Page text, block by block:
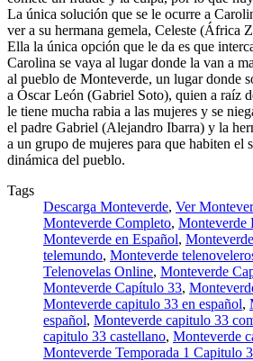
La única solución que se le ocurre a
ver a su hermana gemela, Celeste (África
Ella la única opción que le da es que
Carolina se vaya al lugar donde la van a
al pueblo de Monteverde, un lugar donde
a Óscar León (Gabriel Soto), quien a raíz
le tiene mucha rabia a las mujeres y se
el padre Gabriel (Alejandro Ibarra) y la
a un grupo de mujeres para que habiten el
dinámica del pueblo.
Tags
Descarga Monteverde, Ver
Monteverde Completo, Monteverde
Monteverde en Español,
telemundo, Monteverde
Telenovelas Online, Monteverde
Monteverde Capítulo 33,
Monteverde capitulo 33 en español,
español, Monteverde capitulo 33
capitulo 33 castellano, Monteverde
Monteverde Temporada 1 Capitulo